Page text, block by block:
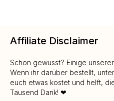
Affiliate Disclaimer
Schon gewusst? Einige
Wenn ihr darüber bestellt,
euch etwas kostet und helft,
Tausend Dank! ❤